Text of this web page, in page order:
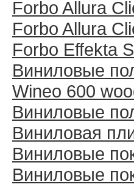
Forbo Allura
Forbo Allura
Forbo Effekta
Виниловые
Wineo 600
Виниловые
Виниловая
Виниловые
Виниловые